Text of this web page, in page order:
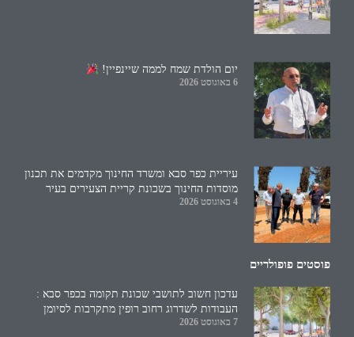
יום הולדת שמח לממה שיינפיין!
6 באוגוסט 2026
עיריית כפר סבא ומשרד החינוך מקדמים את תכנון
מוסדות החינוך בשכונת קריית הצעירים בעיר
4 באוגוסט 2026
פוסטים פופולריים
עדכון חשוב לתושבי שכונת תקומה בכפר סבא :
העבודות לשדרוג רחוב רופין מתקרבות לסיומן
7 באוגוסט 2026